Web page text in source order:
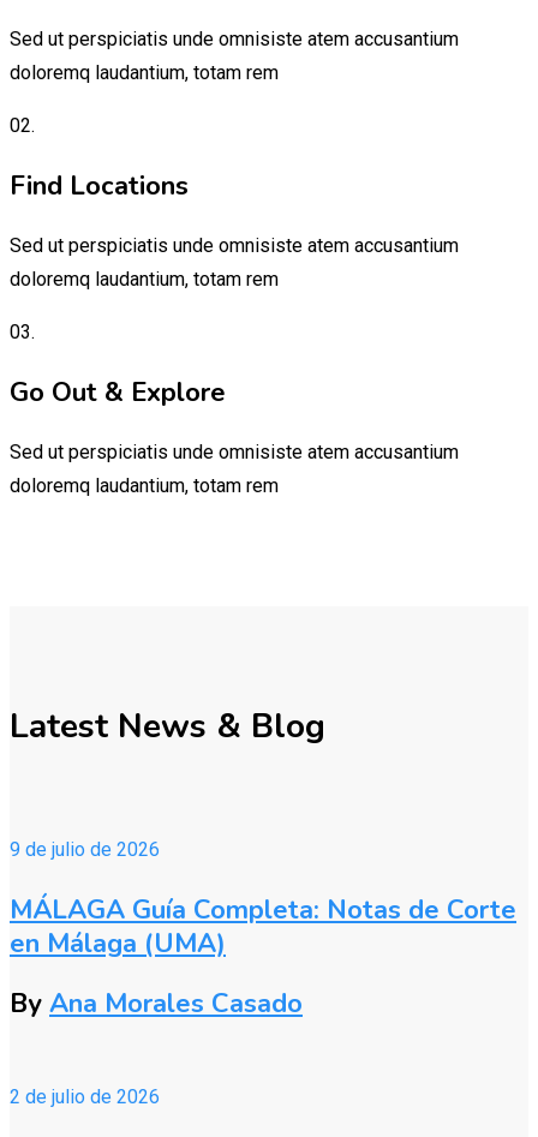
Sed ut perspiciatis unde omnisiste atem accusantium
doloremq laudantium, totam rem
02.
Find Locations
Sed ut perspiciatis unde omnisiste atem accusantium
doloremq laudantium, totam rem
03.
Go Out & Explore
Sed ut perspiciatis unde omnisiste atem accusantium
doloremq laudantium, totam rem
Latest News & Blog
9 de julio de 2026
MÁLAGA Guía Completa: Notas de Corte
en Málaga (UMA)
By Ana Morales Casado
2 de julio de 2026